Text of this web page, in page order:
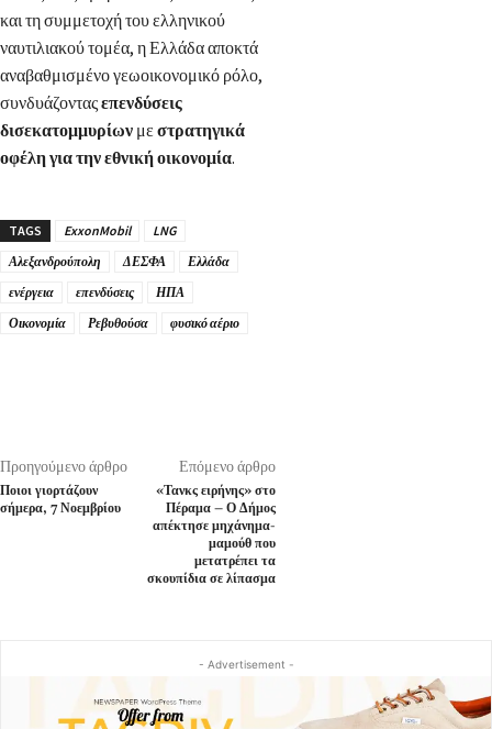
και τη συμμετοχή του ελληνικού
ναυτιλιακού τομέα, η Ελλάδα αποκτά
αναβαθμισμένο γεωοικονομικό ρόλο,
συνδυάζονταςεπενδύσεις
δισεκατομμυρίων με στρατηγικά
οφέλη για την εθνική οικονομία.
TAGS ExxonMobil
LNG
Αλεξανδρούπολη
ΔΕΣΦΑ
Ελλάδα
ενέργεια
επενδύσεις
ΗΠΑ
Οικονομία
Ρεβυθούσα φυσικό αέριο
Προηγούμενο άρθρο
Ποιοι γιορτάζουν
σήμερα, 7 Νοεμβρίου
Επόμενο άρθρο
«Τανκς ειρήνης» στο
Πέραμα – Ο Δήμος
απέκτησε μηχάνημα-
μαμούθ που
μετατρέπει τα
σκουπίδια σε λίπασμα
- Advertisement -